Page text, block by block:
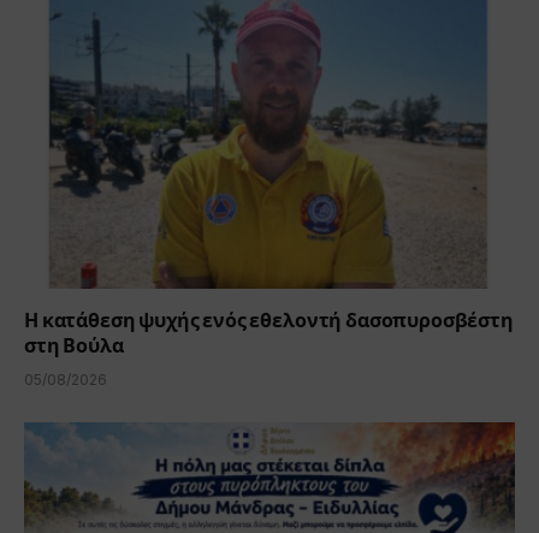
Η κατάθεση ψυχής ενός εθελοντή δασοπυροσβέστη
στη Βούλα
05/08/2026